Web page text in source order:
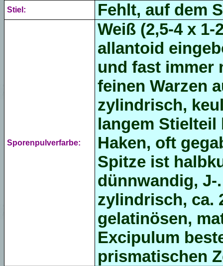
Stiel: Fehlt, auf dem
Sporenpulverfarbe:
Weiß (2,5-4 x 1-
allantoid
und fast immer
feinen Warzen
zylindrisch,
langem Stielteil
Haken, oft
Spitze ist
dünnwandig,
zylindrisch, ca.
gelatinösen,
Excipulum
prismatischen